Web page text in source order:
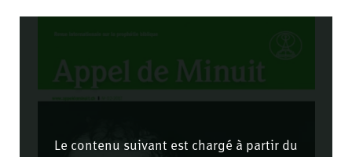
Le contenu suivant est chargé à partir du